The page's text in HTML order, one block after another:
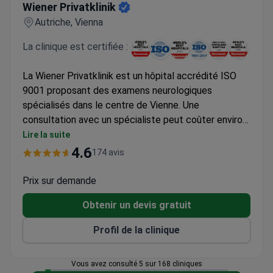
Équipements et technologies médicales de pointe.
Soins complets allant des consultations en ligne aux
Personnel sympathique et serviable.
Un environnement clinique moderne et propre.
Wiener Privatklinik
Autriche, Vienna
La clinique est certifiée :
La Wiener Privatklinik est un hôpital accrédité ISO
9001 proposant des examens neurologiques
spécialisés dans le centre de Vienne. Une
consultation avec un spécialiste peut coûter environ
350 €. Ce prix fixe offre une transparence des coûts
pour les patients. Pour ceux qui recherchent
séance avec le Prof. Fritz Leutmezer coûte
généralement 450 €. Ces frais couvrent la
consultation et les coûts administratifs. Le centre
se concentre sur l'évaluation d'affections telles que
la sclérose en plaques, l'épilepsie et les maux de
ligne sont également disponibles pour les patients
Lire la suite
4.6174 avis
Prix sur demande
Obtenir un devis gratuit
Profil de la clinique
Vous avez consulté 5 sur 168 cliniques